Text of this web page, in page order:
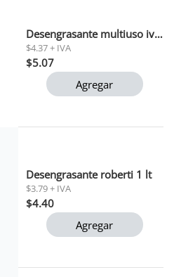
Desengrasante multiuso ivon 650 ml
$4.37 + IVA
$5.07
Agregar
Desengrasante roberti 1 lt
$3.79 + IVA
$4.40
Agregar